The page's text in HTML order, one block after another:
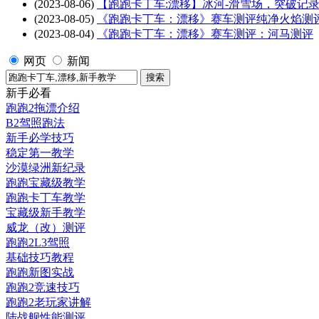
(2023-08-06)
【跑跑卡丁车:漂移】冰河-滑雪场，突破记录
(2023-08-05)
《跑跑卡丁车：漂移》赛车测评纯净火焰测
(2023-08-04)
《跑跑卡丁车：漂移》赛车测评：河马测评
网页 新闻
新手必看
跑跑2拖漂介绍
B2驾照跑法
新手必学技巧
稳定第一教学
沙漠绿洲新纪录
跑跑宝藏级教学
跑跑卡丁车教学
宝藏级新手教学
威龙（改）测评
跑跑2L3驾照
基础技巧教程
跑跑新图实战
跑跑2竞速技巧
跑跑2老玩家讲解